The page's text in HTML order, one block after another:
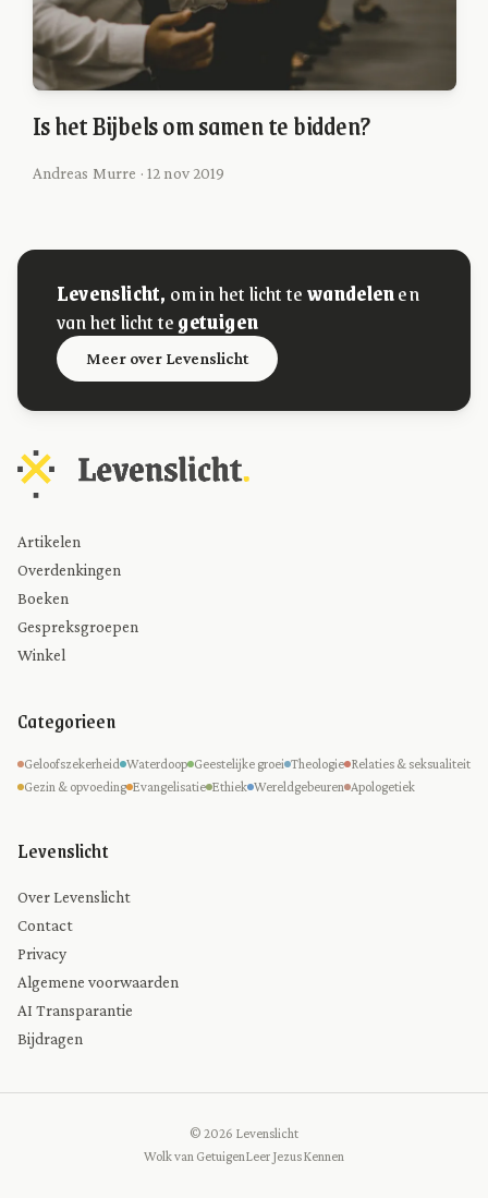
Is het Bijbels om samen te bidden?
Andreas Murre · 12 nov 2019
Levenslicht, om in het licht tewandelenen
van het licht tegetuigen
Meer over Levenslicht
Artikelen
Overdenkingen
Boeken
Gespreksgroepen
Winkel
Categorieen
Geloofszekerheid Waterdoop Geestelijke groei Theologie Relaties & seksualiteit
Gezin & opvoeding Evangelisatie Ethiek Wereldgebeuren Apologetiek
Levenslicht
Over Levenslicht
Contact
Privacy
Algemene voorwaarden
AI Transparantie
Bijdragen
© 2026 Levenslicht
Wolk van GetuigenLeer Jezus Kennen